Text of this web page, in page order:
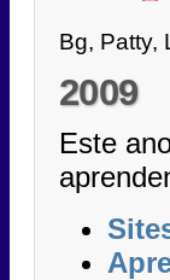
Bg, Patty,
2009
Este